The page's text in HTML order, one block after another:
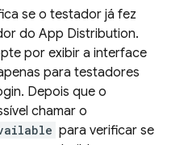
se o testador já fez
do App Distribution.
por exibir a interface
para testadores
Depois que o
chamar o
para verificar se